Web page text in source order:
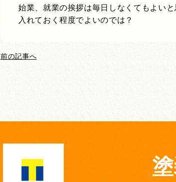
始業、就業の挨拶は毎日しなくてもよい
入れておく程度でよいのでは？
前の記事へ